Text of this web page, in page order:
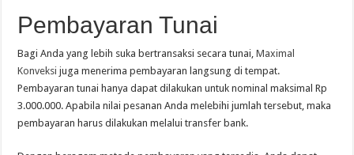
Pembayaran Tunai
Bagi Anda yang lebih suka bertransaksi secara tunai,Maximal
Konveksi juga menerima pembayaran langsung di tempat.
Pembayaran tunai hanya dapat dilakukan untuk nominal maksimal Rp
3.000.000. Apabila nilai pesanan Anda melebihi jumlah tersebut, maka
pembayaran harus dilakukan melalui transfer bank.